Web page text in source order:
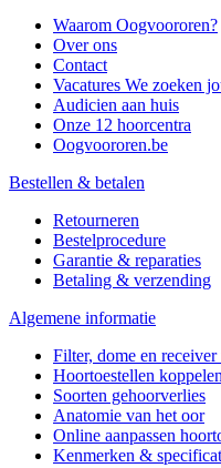
Waarom Oogvoororen?
Over ons
Contact
Vacatures We zoeken
Audicien aan huis
Onze 12 hoorcentra
Oogvoororen.be
Bestellen & betalen
Retourneren
Bestelprocedure
Garantie & reparaties
Betaling & verzending
Algemene informatie
Filter, dome en receiver
Hoortoestellen
Soorten gehoorverlies
Anatomie van het oor
Online aanpassen
Kenmerken &